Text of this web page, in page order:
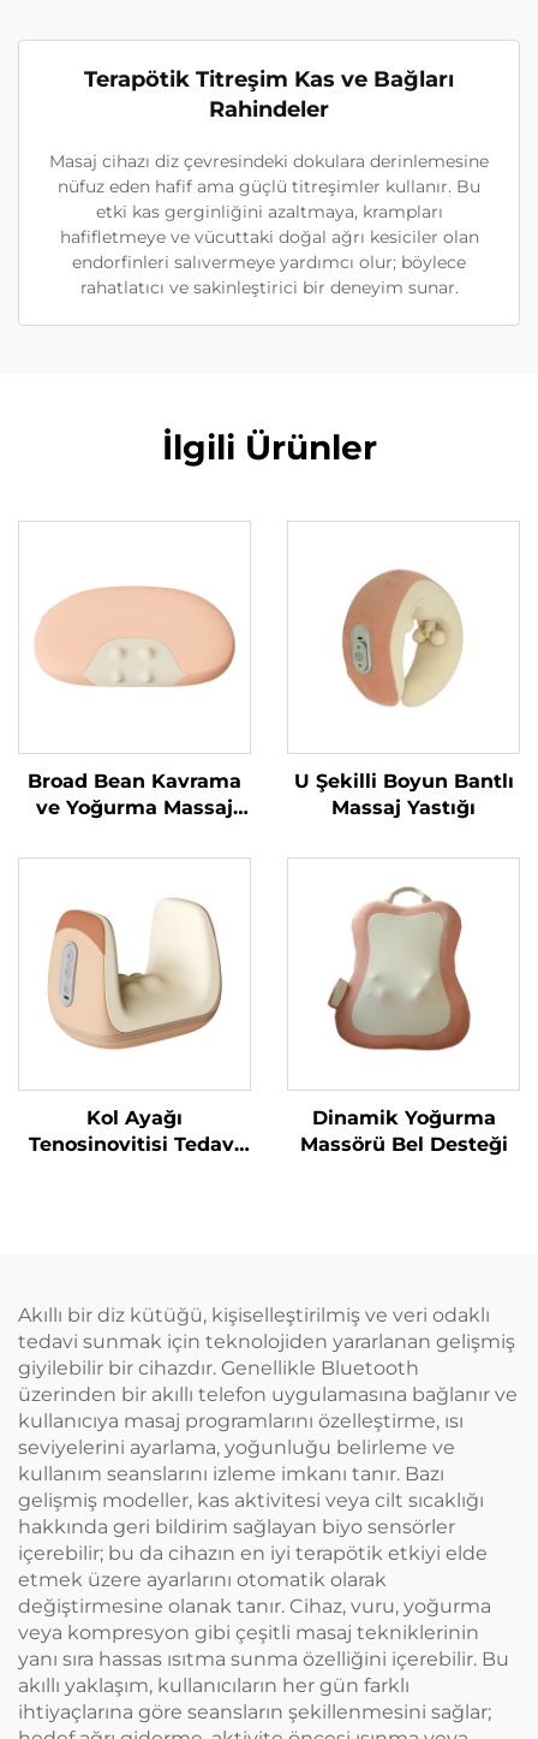
Terapötik Titreşim Kas ve Bağları
Rahindeler
Masaj cihazı diz çevresindeki dokulara derinlemesine
nüfuz eden hafif ama güçlü titreşimler kullanır. Bu
etki kas gerginliğini azaltmaya, krampları
hafifletmeye ve vücuttaki doğal ağrı kesiciler olan
endorfinleri salıvermeye yardımcı olur; böylece
rahatlatıcı ve sakinleştirici bir deneyim sunar.
İlgili Ürünler
Broad Bean Kavrama
ve Yoğurma Massaj
U Şekilli Boyun Bantlı
Massaj Yastığı
Kol Ayağı
Tenosinovitisi Tedavi
Dinamik Yoğurma
Massörü Bel Desteği
Akıllı bir diz kütüğü, kişiselleştirilmiş ve veri odaklı
tedavi sunmak için teknolojiden yararlanan gelişmiş
giyilebilir bir cihazdır. Genellikle Bluetooth
üzerinden bir akıllı telefon uygulamasına bağlanır ve
kullanıcıya masaj programlarını özelleştirme, ısı
seviyelerini ayarlama, yoğunluğu belirleme ve
kullanım seanslarını izleme imkanı tanır. Bazı
gelişmiş modeller, kas aktivitesi veya cilt sıcaklığı
hakkında geri bildirim sağlayan biyo sensörler
içerebilir; bu da cihazın en iyi terapötik etkiyi elde
etmek üzere ayarlarını otomatik olarak
değiştirmesine olanak tanır. Cihaz, vuru, yoğurma
veya kompresyon gibi çeşitli masaj tekniklerinin
yanı sıra hassas ısıtma sunma özelliğini içerebilir. Bu
akıllı yaklaşım, kullanıcıların her gün farklı
ihtiyaçlarına göre seansların şekillenmesini sağlar;